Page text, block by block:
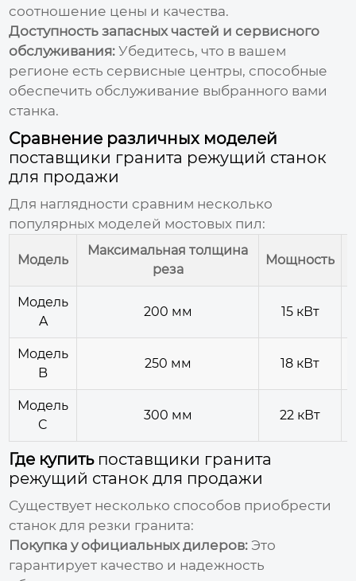
соотношение цены и качества.
Доступность запасных частей и сервисного
обслуживания: Убедитесь, что в вашем
регионе есть сервисные центры, способные
обеспечить обслуживание выбранного вами
станка.
Сравнение различных моделей
поставщики гранита режущий станок
для продажи
Для наглядности сравним несколько
популярных моделей мостовых пил:
Модель
Максимальная толщина
реза
Мощность
Модель
A
200 мм 15 кВт
Модель
B
250 мм 18 кВт
Модель
C
300 мм 22 кВт
Где купить поставщики гранита
режущий станок для продажи
Существует несколько способов приобрести
станок для резки гранита:
Покупка у официальных дилеров: Это
гарантирует качество и надежность